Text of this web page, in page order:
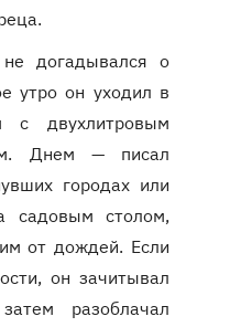
догадывался о
утро он уходил в
двухлитровым
Днем — писал
городах или
садовым столом,
от дождей. Если
он зачитывал
разоблачал